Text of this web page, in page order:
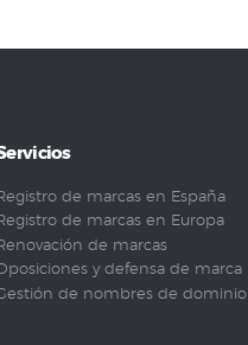
de marcas en España
de marcas en Europa
de marcas
y defensa de marca
de nombres de dominio